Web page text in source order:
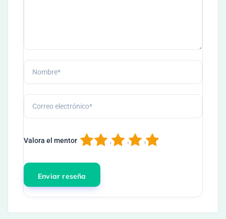
Valora el mentor 5
4
3
2
1